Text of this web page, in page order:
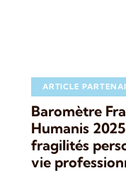
ARTICLE
Baromètre
Humanis
fragilités
vie